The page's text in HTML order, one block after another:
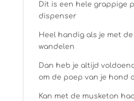
Dit is een hele grappige
dispenser
Heel handig als je met
wandelen
Dan heb je altijd
om de poep van je hond
Kan met de musketon